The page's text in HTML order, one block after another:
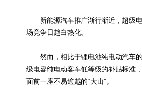
新能源汽车推广渐行渐近，超级电
场竞争日趋白热化。
然而，相比于锂电池纯电动汽车的
级电容纯电动客车低等级的补贴标准
面前一座不易逾越的“大山”。